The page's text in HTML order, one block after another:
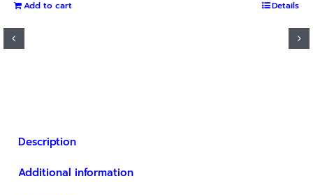
Add to cart Details
Description
Additional information